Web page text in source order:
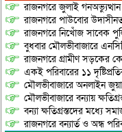
রাজনগরে জুলাই
রাজনগরে পাউবোর
রাজনগরে নিখোঁজ সাবেক
বুধবার মৌলভীবাজারে
রাজনগরে গ্রামীণ সড়কের
একই পরিবারের ১১
মৌলভীবাজারে অনলাইন
মৌলভীবাজারে বন্যায়
বন্যা ক্ষতিগ্রস্তদের মধ্যে
রাজনগরে বন্যার্ত ও অন্ধ